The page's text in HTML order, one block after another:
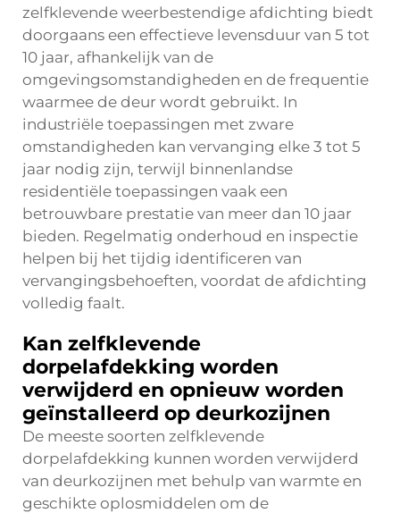
zelfklevende weerbestendige afdichting biedt
doorgaans een effectieve levensduur van 5 tot
10 jaar, afhankelijk van de
omgevingsomstandigheden en de frequentie
waarmee de deur wordt gebruikt. In
industriële toepassingen met zware
omstandigheden kan vervanging elke 3 tot 5
jaar nodig zijn, terwijl binnenlandse
residentiële toepassingen vaak een
betrouwbare prestatie van meer dan 10 jaar
bieden. Regelmatig onderhoud en inspectie
helpen bij het tijdig identificeren van
vervangingsbehoeften, voordat de afdichting
volledig faalt.
Kan zelfklevende
dorpelafdekking worden
verwijderd en opnieuw worden
geïnstalleerd op deurkozijnen
De meeste soorten zelfklevende
dorpelafdekking kunnen worden verwijderd
van deurkozijnen met behulp van warmte en
geschikte oplosmiddelen om de